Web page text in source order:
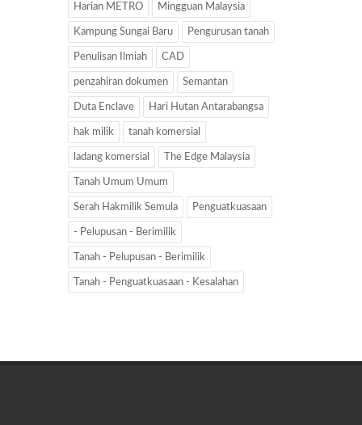
Harian METRO Mingguan Malaysia
Kampung Sungai Baru Pengurusan tanah
Penulisan Ilmiah CAD
penzahiran dokumen Semantan
Duta Enclave Hari Hutan Antarabangsa
hak milik tanah komersial
ladang komersial The Edge Malaysia
Tanah Umum Umum
Serah Hakmilik Semula Penguatkuasaan
- Pelupusan - Berimilik
Tanah - Pelupusan - Berimilik
Tanah - Penguatkuasaan - Kesalahan